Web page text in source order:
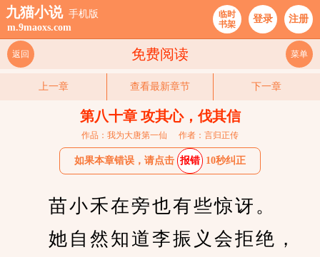
九猫小说 手机版
m.9maoxs.com
临时
书架
登录 注册
免费阅读
返回 菜单
上一章 查看最新章节 下一章
第八十章 攻其心，伐其信
作品：我为大唐第一仙 作者：言归正传
如果本章错误，请点击 报错 10秒纠正
苗小禾在旁也有些惊讶。
她自然知道李振义会拒绝，